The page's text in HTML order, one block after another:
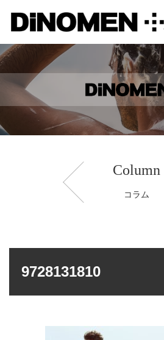
Column
コラム
9728131810